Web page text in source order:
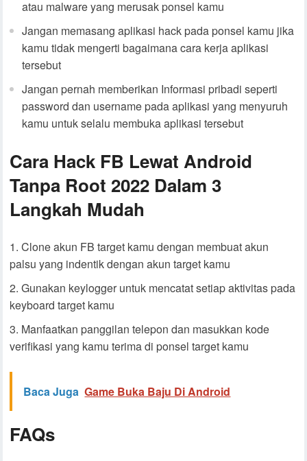
atau malware yang merusak ponsel kamu
Jangan memasang aplikasi hack pada ponsel kamu jika
kamu tidak mengerti bagaimana cara kerja aplikasi
tersebut
Jangan pernah memberikan Informasi pribadi seperti
password dan username pada aplikasi yang menyuruh
kamu untuk selalu membuka aplikasi tersebut
Cara Hack FB Lewat Android
Tanpa Root 2022 Dalam 3
Langkah Mudah
Clone akun FB target kamu dengan membuat akun
palsu yang indentik dengan akun target kamu
Gunakan keylogger untuk mencatat setiap aktivitas pada
keyboard target kamu
Manfaatkan panggilan telepon dan masukkan kode
verifikasi yang kamu terima di ponsel target kamu
Baca Juga Game Buka Baju Di Android
FAQs